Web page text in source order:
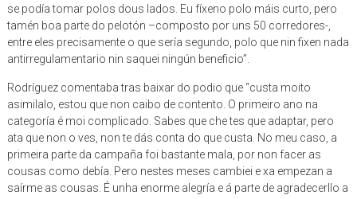
se podía tomar polos dous lados. Eu fíxeno polo máis curto, pero
tamén boa parte do pelotón –composto por uns 50 corredores-,
entre eles precisamente o que sería segundo, polo que nin fixen nada
antirregulamentario nin saquei ningún beneficio”.
Rodríguez comentaba tras baixar do podio que “custa moito
asimilalo, estou que non caibo de contento. O primeiro ano na
categoría é moi complicado. Sabes que che tes que adaptar, pero
ata que non o ves, non te dás conta do que custa. No meu caso, a
primeira parte da campaña foi bastante mala, por non facer as
cousas como debía. Pero nestes meses cambiei e xa empezan a
saírme as cousas. É unha enorme alegría e á parte de agradecerllo a